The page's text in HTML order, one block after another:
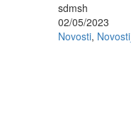
sdmsh
02/05/2023
Novosti, Novosti_